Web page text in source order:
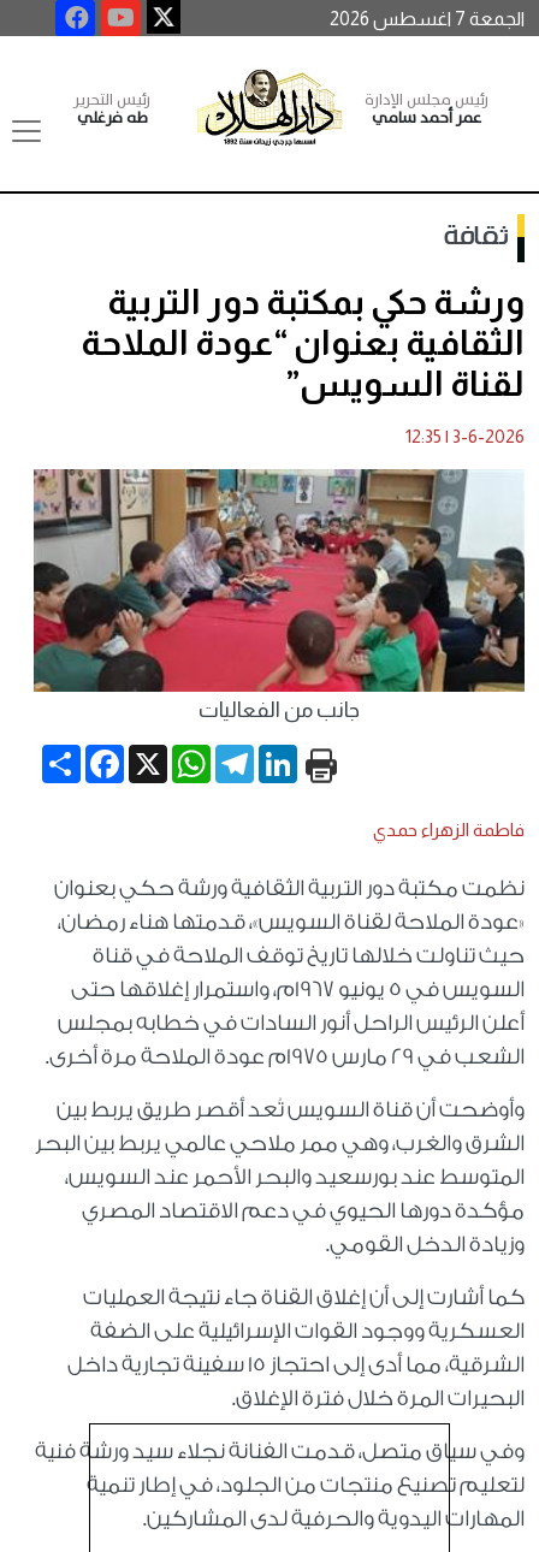
الجمعة 7 اغسطس 2026
رئيس مجلس الإدارة
عمر أحمد سامي
رئيس التحرير
طه فرغلي
ثقافة
ورشة حكي بمكتبة دور التربية
الثقافية بعنوان “عودة الملاحة
لقناة السويس”
3-6-2026
|
12:35
جانب من الفعاليات
Share
Facebook X
WhatsApp
TelegramLinkedIn
فاطمة الزهراء حمدي
نظمت مكتبة دور التربية الثقافية ورشة حكي بعنوان
«عودة الملاحة لقناة السويس»، قدمتها هناء رمضان،
حيث تناولت خلالها تاريخ توقف الملاحة في قناة
السويس في 5 يونيو 1967م، واستمرار إغلاقها حتى
أعلن الرئيس الراحل أنور السادات في خطابه بمجلس
الشعب في 29 مارس 1975م عودة الملاحة مرة أخرى.
وأوضحت أن قناة السويس تُعد أقصر طريق يربط بين
الشرق والغرب، وهي ممر ملاحي عالمي يربط بين البحر
المتوسط عند بورسعيد والبحر الأحمر عند السويس،
مؤكدة دورها الحيوي في دعم الاقتصاد المصري
وزيادة الدخل القومي.
كما أشارت إلى أن إغلاق القناة جاء نتيجة العمليات
العسكرية ووجود القوات الإسرائيلية على الضفة
الشرقية، مما أدى إلى احتجاز 15 سفينة تجارية داخل
البحيرات المرة خلال فترة الإغلاق.
وفي سياق متصل، قدمت الفنانة نجلاء سيد ورشة فنية
لتعليم تصنيع منتجات من الجلود، في إطار تنمية
المهارات اليدوية والحرفية لدى المشاركين.